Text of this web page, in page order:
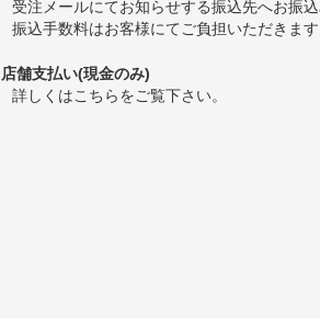
受注メールにてお知らせする振込先へお振込
振込手数料はお客様にてご負担いただきます
店舗支払い(現金のみ)
詳しくはこちらをご覧下さい。